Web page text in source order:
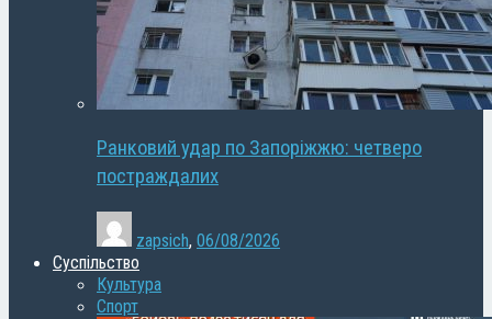
Ранковий удар по Запоріжжю: четверо
постраждалих
zapsich, 06/08/2026
Суспільство
Культура
Спорт